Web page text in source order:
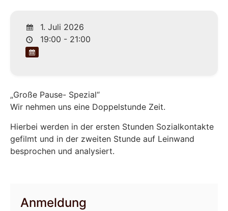
1. Juli 2026
19:00 - 21:00
„Große Pause- Spezial“
Wir nehmen uns eine Doppelstunde Zeit.
Hierbei werden in der ersten Stunden Sozialkontakte
gefilmt und in der zweiten Stunde auf Leinwand
besprochen und analysiert.
Anmeldung